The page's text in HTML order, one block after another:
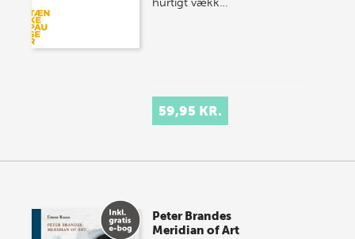
59,95 KR.
Peter Brandes
Meridian of Art